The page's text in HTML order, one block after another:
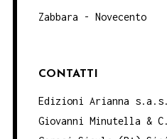
Zabbara - Novecento
CONTATTI
Edizioni Arianna
Giovanni Minutella &